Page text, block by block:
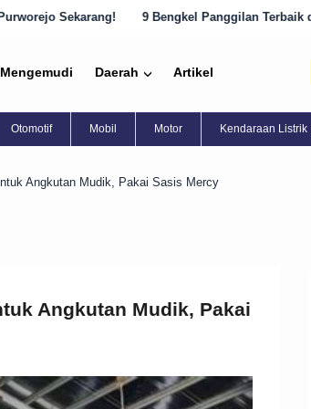
9 Bengkel Panggilan Terbaik di Semarang yang
Daerah Artikel
Otomotif Mobil Motor Kendaraan Listrik
Angkutan Mudik, Pakai Sasis Mercy
Angkutan Mudik, Pakai